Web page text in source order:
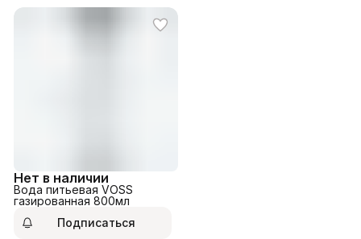
Нет в наличии
Вода питьевая VOSS
газированная 800мл
Подписаться